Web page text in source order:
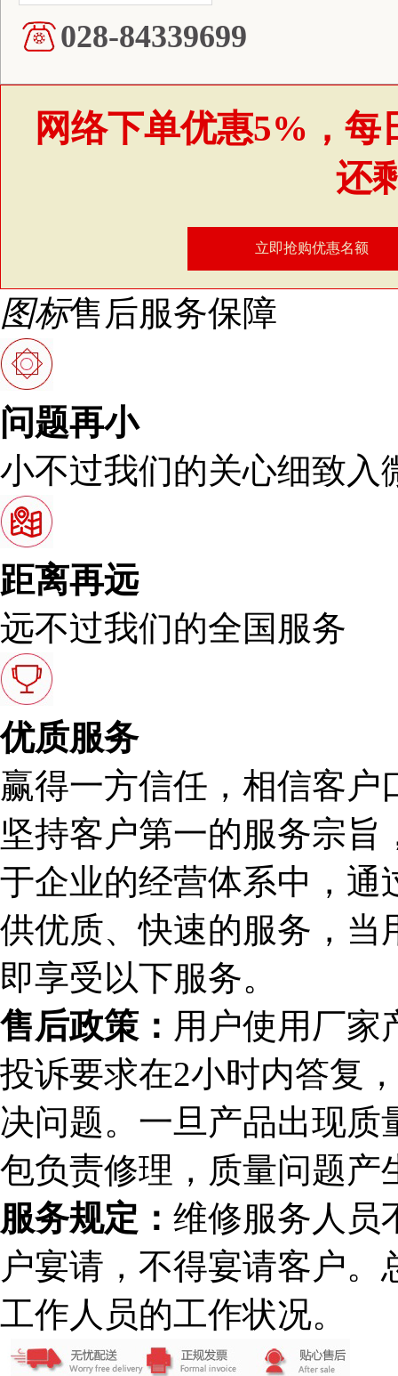
028-84339699
网络下单优惠5%，
还
立即抢购优惠名额
图标售后服务保障
问题再小
小不过我们的关心细致入
距离再远
远不过我们的全国服务
优质服务
赢得一方信任，相信客户
坚持客户第一的服务宗旨
于企业的经营体系中，通
供优质、快速的服务，当
即享受以下服务。
售后政策： 用户使用厂家
投诉要求在2小时内答复
决问题。一旦产品出现
包负责修理，质量问题产
服务规定： 维修服务人员
户宴请，不得宴请客户
工作人员的工作状况。